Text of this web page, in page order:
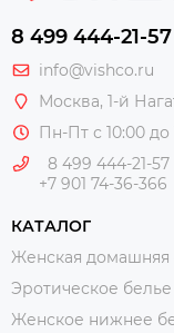
8 499 444-21-57
info@vishco.ru
Москва, 1-й
Пн-Пт с 10:00 до
8 499 444-21-57
+7 901 74-36-366
КАТАЛОГ
Женская домашняя
Эротическое белье
Женское нижнее